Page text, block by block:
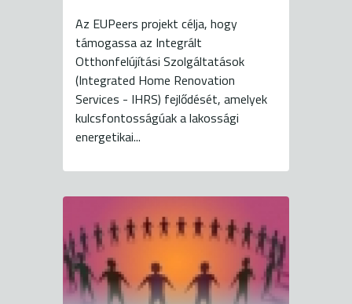
Az EUPeers projekt célja, hogy
támogassa az Integrált
Otthonfelújítási Szolgáltatások
(Integrated Home Renovation
Services - IHRS) fejlődését, amelyek
kulcsfontosságúak a lakossági
energetikai...